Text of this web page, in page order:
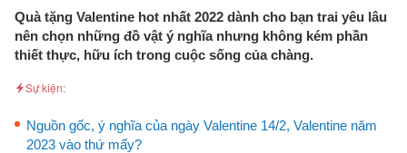
Quà tặng Valentine hot nhất 2022 dành cho bạn trai yêu lâu
nên chọn những đồ vật ý nghĩa nhưng không kém phần
thiết thực, hữu ích trong cuộc sống của chàng.
Sự kiện:
Nguồn gốc, ý nghĩa của ngày Valentine 14/2, Valentine năm
2023 vào thứ mấy?